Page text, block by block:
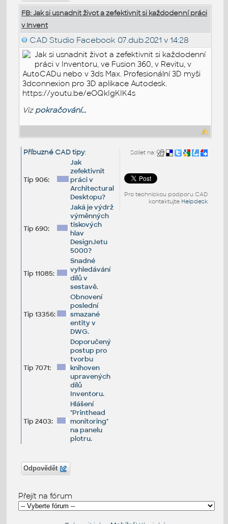
FB: Jak si usnadnit život a zefektivnit si každodenní práci
v Invent
CAD Studio Facebook 07.dub.2021 v 14:28
Jak si usnadnit život a zefektivnit si každodenní
práci v Inventoru, ve Fusion 360, v Revitu, v
AutoCADu nebo v 3ds Max. Profesionální 3D myši
3dconnexion pro 3D aplikace Autodesk.
https://youtu.be/eOQkIgKIK4s
Viz pokračování...
Sdílet na:
Pro technickou podporu CAD
kontaktujte Helpdesk
Příbuzné CAD tipy:
Tip 906:
Jak
zefektivnit
práci v
Architectural
Desktopu?
Tip 690:
Jaká je výdrž
výměnných
tiskových
hlav
DesignJetu
5000?
Tip 11085:
Snadné
vyhledávání
dílů v
sestavě.
Tip 13356:
Obnovení
poslední
smazané
entity v
DWG.
Tip 7071:
Doporučený
postup pro
tvorbu
knihoven
upravených
dílů
Inventoru.
Tip 2403:
Hlášení
"Printhead
monitoring"
na panelu
plotru.
Odpovědět
Přejít na fórum